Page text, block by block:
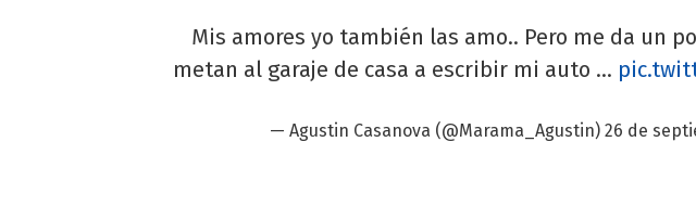
Mis amores yo también las amo.. Pero me da un
metan al garaje de casa a escribir mi auto ...
— Agustin Casanova (@Marama_Agustin) 26 de